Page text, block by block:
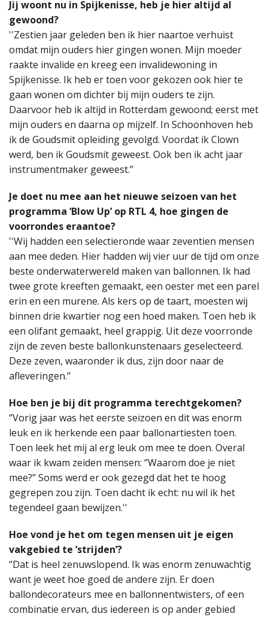
Jij woont nu in Spijkenisse, heb je hier altijd al
gewoond?
''Zestien jaar geleden ben ik hier naartoe verhuist
omdat mijn ouders hier gingen wonen. Mijn moeder
raakte invalide en kreeg een invalidewoning in
Spijkenisse. Ik heb er toen voor gekozen ook hier te
gaan wonen om dichter bij mijn ouders te zijn.
Daarvoor heb ik altijd in Rotterdam gewoond; eerst met
mijn ouders en daarna op mijzelf. In Schoonhoven heb
ik de Goudsmit opleiding gevolgd. Voordat ik Clown
werd, ben ik Goudsmit geweest. Ook ben ik acht jaar
instrumentmaker geweest.’’
Je doet nu mee aan het nieuwe seizoen van het
programma ‘Blow Up’ op RTL 4, hoe gingen de
voorrondes eraantoe?
''Wij hadden een selectieronde waar zeventien mensen
aan mee deden. Hier hadden wij vier uur de tijd om onze
beste onderwaterwereld maken van ballonnen. Ik had
twee grote kreeften gemaakt, een oester met een parel
erin en een murene. Als kers op de taart, moesten wij
binnen drie kwartier nog een hoed maken. Toen heb ik
een olifant gemaakt, heel grappig. Uit deze voorronde
zijn de zeven beste ballonkunstenaars geselecteerd.
Deze zeven, waaronder ik dus, zijn door naar de
afleveringen.’’
Hoe ben je bij dit programma terechtgekomen?
‘’Vorig jaar was het eerste seizoen en dit was enorm
leuk en ik herkende een paar ballonartiesten toen.
Toen leek het mij al erg leuk om mee te doen. Overal
waar ik kwam zeiden mensen: ‘’Waarom doe je niet
mee?” Soms werd er ook gezegd dat het te hoog
gegrepen zou zijn. Toen dacht ik echt: nu wil ik het
tegendeel gaan bewijzen.''
Hoe vond je het om tegen mensen uit je eigen
vakgebied te ‘strijden’?
‘’Dat is heel zenuwslopend. Ik was enorm zenuwachtig
want je weet hoe goed de andere zijn. Er doen
ballondecorateurs mee en ballonnentwisters, of een
combinatie ervan, dus iedereen is op ander gebied